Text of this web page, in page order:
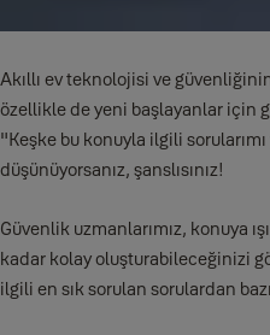
Akıllı ev teknolojisi ve
özellikle de yeni başlayanlar için
"Keşke bu konuyla ilgili
düşünüyorsanız, şanslısınız!
Güvenlik uzmanlarımız, konuya
kadar kolay oluşturabileceğinizi
ilgili en sık sorulan sorulardan